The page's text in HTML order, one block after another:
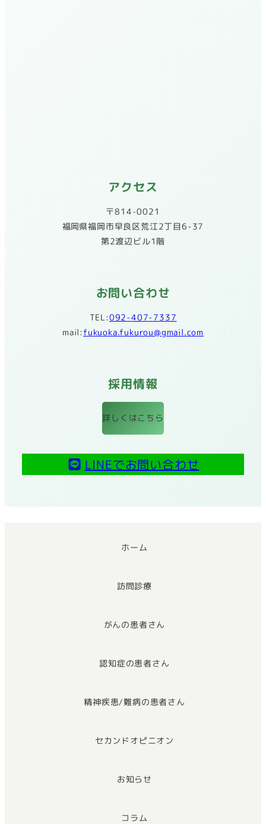
アクセス
〒814-0021
​福岡県福岡市早良区荒江2丁目6-37
第2渡辺ビル1階
お問い合わせ
TEL:092-407-7337
mail:fukuoka.fukurou@gmail.com
採用情報
詳しくはこちら
LINEでお問い合わせ
ホーム
訪問診療
がんの患者さん
認知症の患者さん
精神疾患/難病の患者さん
セカンドオピニオン
お知らせ
コラム